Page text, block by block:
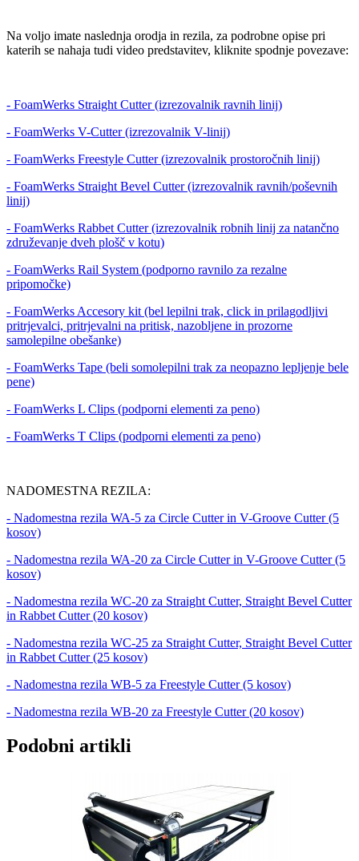
Na voljo imate naslednja orodja in rezila, za podrobne opise pri
katerih se nahaja tudi video predstavitev, kliknite spodnje povezave:
- FoamWerks Straight Cutter (izrezovalnik ravnih linij)
- FoamWerks V-Cutter (izrezovalnik V-linij)
- FoamWerks Freestyle Cutter (izrezovalnik prostoročnih linij)
- FoamWerks Straight Bevel Cutter (izrezovalnik ravnih/poševnih
linij)
- FoamWerks Rabbet Cutter (izrezovalnik robnih linij za natančno
združevanje dveh plošč v kotu)
- FoamWerks Rail System (podporno ravnilo za rezalne
pripomočke)
- FoamWerks Accesory kit (bel lepilni trak, click in prilagodljivi
pritrjevalci, pritrjevalni na pritisk, nazobljene in prozorne
samolepilne obešanke)
- FoamWerks Tape (beli somolepilni trak za neopazno lepljenje bele
pene)
- FoamWerks L Clips (podporni elementi za peno)
- FoamWerks T Clips (podporni elementi za peno)
NADOMESTNA REZILA:
- Nadomestna rezila WA-5 za Circle Cutter in V-Groove Cutter (5
kosov)
- Nadomestna rezila WA-20 za Circle Cutter in V-Groove Cutter (5
kosov)
- Nadomestna rezila WC-20 za Straight Cutter, Straight Bevel Cutter
in Rabbet Cutter (20 kosov)
- Nadomestna rezila WC-25 za Straight Cutter, Straight Bevel Cutter
in Rabbet Cutter (25 kosov)
- Nadomestna rezila WB-5 za Freestyle Cutter (5 kosov)
- Nadomestna rezila WB-20 za Freestyle Cutter (20 kosov)
Podobni artikli